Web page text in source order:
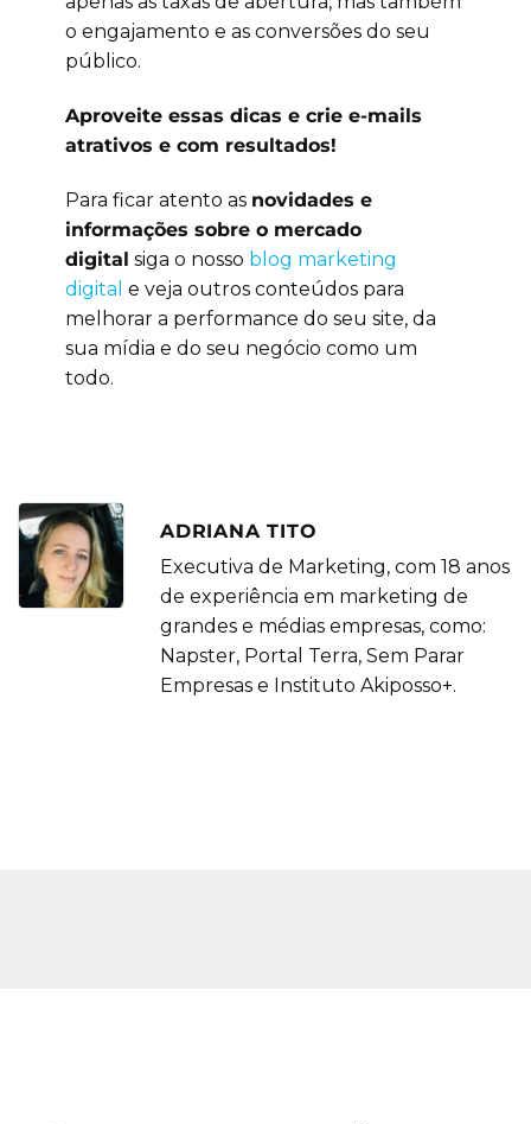
o engajamento e as conversões do seu
público.
Aproveite essas dicas e crie e-mails
atrativos e com resultados!
Para ficar atento as novidades e
informações sobre o mercado
digital siga o nosso blog marketing
digital e veja outros conteúdos para
melhorar a performance do seu site, da
sua mídia e do seu negócio como um
todo.
ADRIANA TITO
Executiva de Marketing, com 18 anos
de experiência em marketing de
grandes e médias empresas, como:
Napster, Portal Terra, Sem Parar
Empresas e Instituto Akiposso+.